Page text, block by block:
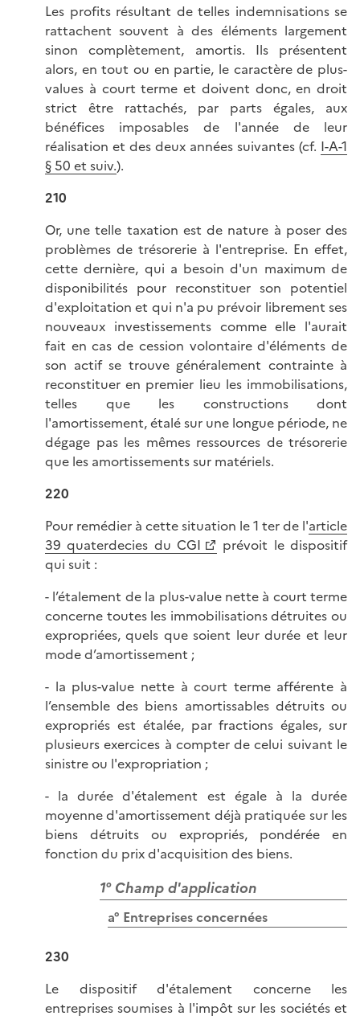
Les profits résultant de telles indemnisations se
rattachent souvent à des éléments largement
sinon complètement, amortis. Ils présentent
alors, en tout ou en partie, le caractère de plus-
values à court terme et doivent donc, en droit
strict être rattachés, par parts égales, aux
bénéfices imposables de l'année de leur
réalisation et des deux années suivantes (cf. I-A-1
§ 50 et suiv.).
210
Or, une telle taxation est de nature à poser des
problèmes de trésorerie à l'entreprise. En effet,
cette dernière, qui a besoin d'un maximum de
disponibilités pour reconstituer son potentiel
d'exploitation et qui n'a pu prévoir librement ses
nouveaux investissements comme elle l'aurait
fait en cas de cession volontaire d'éléments de
son actif se trouve généralement contrainte à
reconstituer en premier lieu les immobilisations,
telles que les constructions dont
l'amortissement, étalé sur une longue période, ne
dégage pas les mêmes ressources de trésorerie
que les amortissements sur matériels.
220
Pour remédier à cette situation le 1 ter de l'article
39 quaterdecies du CGI
prévoit le dispositif
qui suit :
- l’étalement de la plus-value nette à court terme
concerne toutes les immobilisations détruites ou
expropriées, quels que soient leur durée et leur
mode d’amortissement ;
- la plus-value nette à court terme afférente à
l’ensemble des biens amortissables détruits ou
expropriés est étalée, par fractions égales, sur
plusieurs exercices à compter de celui suivant le
sinistre ou l'expropriation ;
- la durée d'étalement est égale à la durée
moyenne d'amortissement déjà pratiquée sur les
biens détruits ou expropriés, pondérée en
fonction du prix d'acquisition des biens.
1° Champ d'application
a° Entreprises concernées
230
Le dispositif d'étalement concerne les
entreprises soumises à l'impôt sur les sociétés et